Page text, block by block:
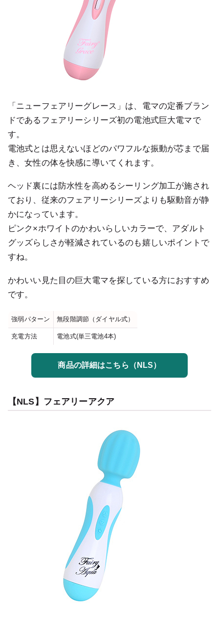
「ニューフェアリーグレース」は、電マの定番ブラン
ドであるフェアリーシリーズ初の電池式巨大電マで
す。
電池式とは思えないほどのパワフルな振動が芯まで届
き、女性の体を快感に導いてくれます。
ヘッド裏には防水性を高めるシーリング加工が施され
ており、従来のフェアリーシリーズよりも駆動音が静
かになっています。
ピンク×ホワイトのかわいらしいカラーで、アダルト
グッズらしさが軽減されているのも嬉しいポイントで
すね。
かわいい見た目の巨大電マを探している方におすすめ
です。
強弱パターン 無段階調節（ダイヤル式）
充電方法 電池式(単三電池4本)
商品の詳細はこちら（NLS）
【NLS】フェアリーアクア